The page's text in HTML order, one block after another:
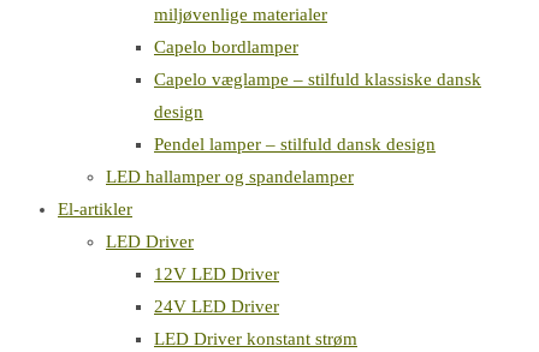
miljøvenlige materialer
Capelo bordlamper
Capelo væglampe – stilfuld klassiske dansk
design
Pendel lamper – stilfuld dansk design
LED hallamper og spandelamper
El-artikler
LED Driver
12V LED Driver
24V LED Driver
LED Driver konstant strøm